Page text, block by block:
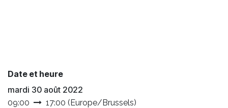
Date et heure
mardi 30 août 2022
09:00 17:00 (Europe/Brussels)